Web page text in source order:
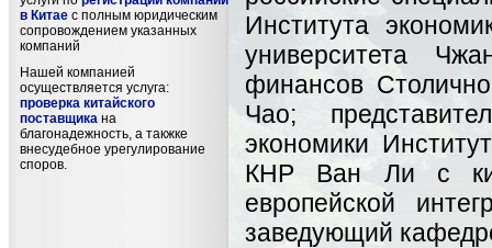
в Китае с полным юридическим
сопровождением указанных
компаний
Нашей компанией
осуществляется услуга:
проверка китайского
поставщика на
благонадежность, а такжке
внесудебное урегулирование
споров.
Института
университета
финансов
Чао;
экономики
КНР Ван Ли с
европейской
заведующий